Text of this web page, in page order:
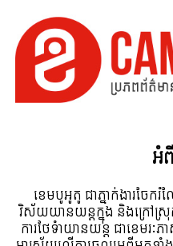
អំ
ខេមបូអូតូ ជាភ្នាក់ងារចែ
វិស័យយានយន្តក្នុង និងក្រៅស្រុ
ការថែទំាយានយន្ត ជាខេមរៈ